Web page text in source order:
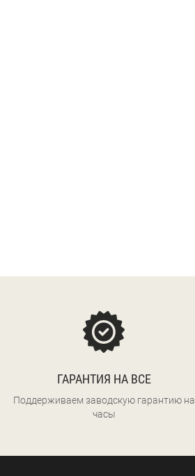
ГАРАНТИЯ НА ВСЕ
Поддерживаем заводскую гарантию на
часы